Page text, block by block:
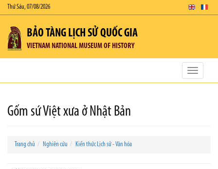
Thứ Sáu, 07/08/2026
BẢO TÀNG LỊCH SỬ QUỐC GIA
VIETNAM NATIONAL MUSEUM OF HISTORY
Toggle
Gốm sứ Việt xưa ở Nhật Bản
Trang chủ Nghiên cứu Kiến thức Lịch sử - Văn hóa